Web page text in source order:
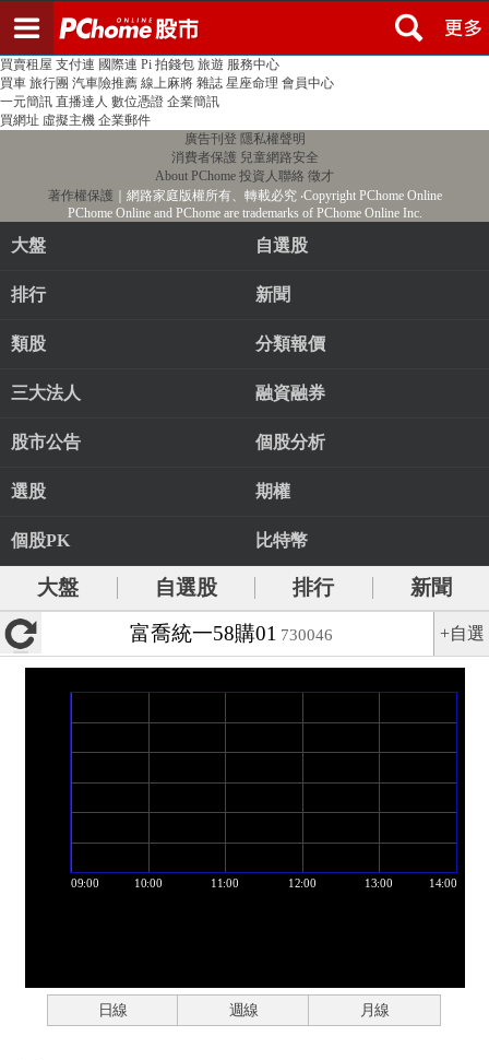
PChome首頁 線上購物 24h購物 書店
買賣租屋 支付連 國際連 Pi 拍錢包 旅遊 服務中心
買車 旅行團 汽車險推薦 線上麻將 雜誌 星座命理 會員中心
一元簡訊 直播達人 數位憑證 企業簡訊
買網址 虛擬主機 企業郵件
廣告刊登 隱私權聲明
消費者保護 兒童網路安全
About PChome 投資人聯絡 徵才
著作權保護 ｜網路家庭版權所有、轉載必究‧Copyright PChome Online
PChome Online and PChome are trademarks of PChome Online Inc.
大盤 自選股
排行 新聞
類股 分類報價
三大法人 融資融券
股市公告 個股分析
選股 期權
個股PK 比特幣
大盤 自選股 排行
新聞
富喬統一58購01 730046 +自選
日線 週線 月線